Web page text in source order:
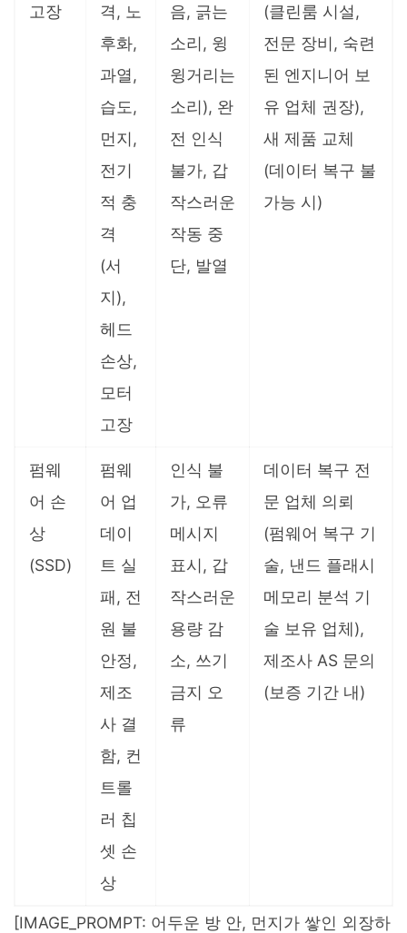
고장
격, 노
후화,
과열,
습도,
먼지,
전기
적 충
격
(서
지),
헤드
손상,
모터
고장
음, 긁는
소리, 윙
윙거리는
소리), 완
전 인식
불가, 갑
작스러운
작동 중
단, 발열
(클린룸 시설,
전문 장비, 숙련
된 엔지니어 보
유 업체 권장),
새 제품 교체
(데이터 복구 불
가능 시)
펌웨
어 손
상
(SSD)
펌웨
어 업
데이
트 실
패, 전
원 불
안정,
제조
사 결
함, 컨
트롤
러 칩
셋 손
상
인식 불
가, 오류
메시지
표시, 갑
작스러운
용량 감
소, 쓰기
금지 오
류
데이터 복구 전
문 업체 의뢰
(펌웨어 복구 기
술, 낸드 플래시
메모리 분석 기
술 보유 업체),
제조사 AS 문의
(보증 기간 내)
[IMAGE_PROMPT: 어두운 방 안, 먼지가 쌓인 외장하